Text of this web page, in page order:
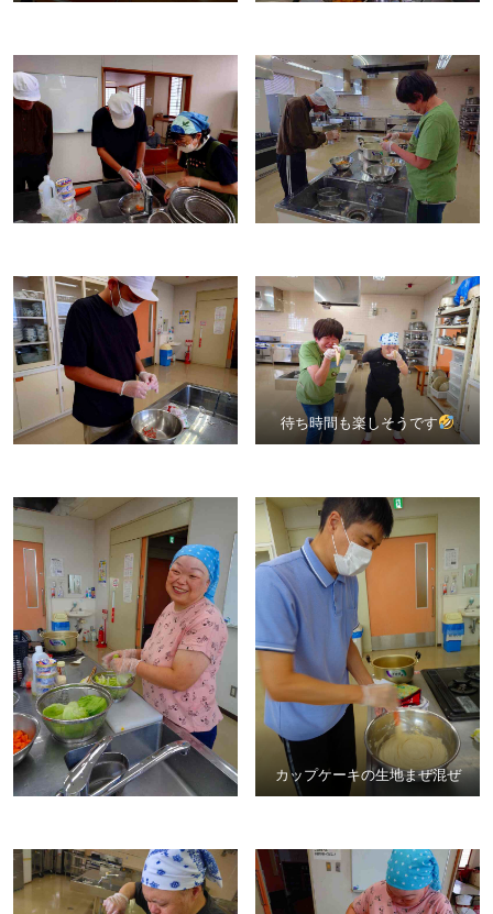
待ち時間も楽しそうです
カップケーキの生地まぜ混ぜ